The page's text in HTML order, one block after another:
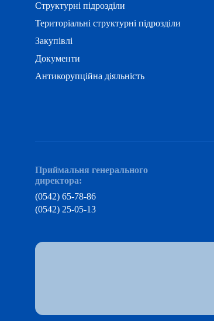
Структурні підрозділи
Територіальні структурні підрозділи
Закупівлі
Документи
Антикорупційна діяльність
Приймальня генерального
директора:
(0542) 65-78-86
(0542) 25-05-13